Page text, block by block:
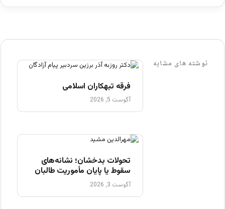
س
ک
نوشته های مشابه
فرقه تبهکاران اسلامی
آگوست 5, 2026
تحولات بدخشان؛ نشانه‌های
سقوط یا پایان مأموریت طالبان
آگوست 3, 2026